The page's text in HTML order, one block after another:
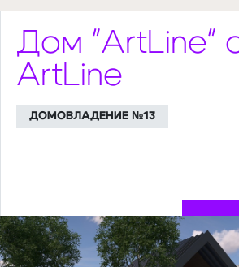
Дом "ArtLine"
ArtLine
ДОМОВЛАДЕНИЕ №13